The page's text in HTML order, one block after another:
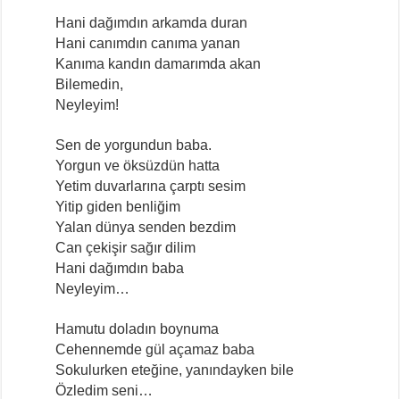
Hani dağımdın arkamda duran
Hani canımdın canıma yanan
Kanıma kandın damarımda akan
Bilemedin,
Neyleyim!
Sen de yorgundun baba.
Yorgun ve öksüzdün hatta
Yetim duvarlarına çarptı sesim
Yitip giden benliğim
Yalan dünya senden bezdim
Can çekişir sağır dilim
Hani dağımdın baba
Neyleyim…
Hamutu doladın boynuma
Cehennemde gül açamaz baba
Sokulurken eteğine, yanındayken bile
Özledim seni…